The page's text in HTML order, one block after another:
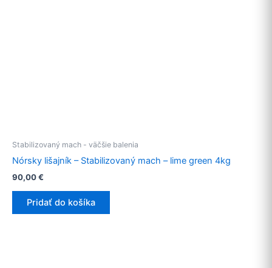
Stabilizovaný mach - väčšie balenia
Nórsky lišajník – Stabilizovaný mach – lime green 4kg
90,00€
Pridať do košíka